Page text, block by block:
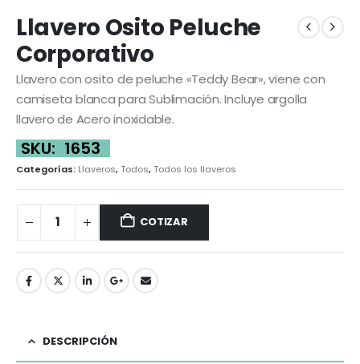
Llavero Osito Peluche
Corporativo
Llavero con osito de peluche «Teddy Bear», viene con
camiseta blanca para Sublimación. Incluye argolla
llavero de Acero inoxidable.
SKU: 1653
Categorías: Llaveros,Todos,Todos los llaveros
COTIZAR
DESCRIPCIÓN